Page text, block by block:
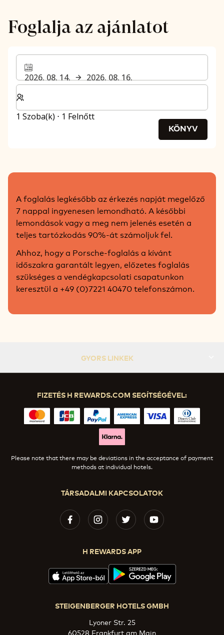
Foglalja az ajánlatot
2026. 08. 14.
2026. 08. 16.
Válassza ki a szobák és a vendégek számát
1 Szoba(k) ⋅ 1 Felnőtt
KÖNYV
A foglalás legkésőbb az érkezés napját megelőző
7 nappal ingyenesen lemondható. A későbbi
lemondások vagy a meg nem jelenés esetén a
teljes tartózkodás 90%-át számoljuk fel.
Ahhoz, hogy a Porsche-foglalás a kívánt
időszakra garantált legyen, előzetes foglalás
szükséges a vendégkapcsolati csapatunkon
keresztül a +49 (0)7221 40470 telefonszámon.
GYORS LINKEK
TÁRSADALMI KAPCSOLATOK
H REWARDS APP
FIZETÉS H REWARDS.COM SEGÍTSÉGÉVEL:
Please note that there may be deviations in the acceptance of payment
methods at individual hotels.
STEIGENBERGER HOTELS GMBH
Lyoner Str. 25
60528 Frankfurt am Main